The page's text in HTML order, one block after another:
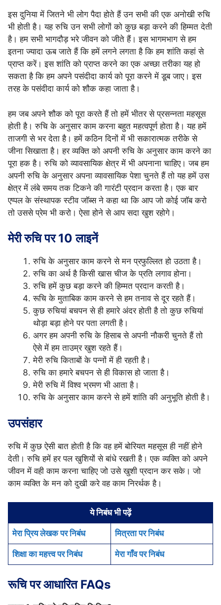
इस दुनिया में जितने भी लोग पैदा होते हैं उन सभी की एक अनोखी रुचि
भी होती है। यह रुचि उन सभी लोगों को कुछ बड़ा करने की हिम्मत देती
है। हम सभी भागदौड़ भरे जीवन को जीते हैं। इस भागमभाग से हम
इतना ज्यादा ऊब जाते हैं कि हमें लगने लगता है कि हम शांति कहां से
प्राप्त करें। इस शांति को प्राप्त करने का एक अच्छा तरीका यह हो
सकता है कि हम अपने पसंदीदा कार्य को पूरा करने में डूब जाए। इस
तरह के पसंदीदा कार्य को शौक कहा जाता है।
हम जब अपने शौक को पूरा करते हैं तो हमें भीतर से प्रसन्नता महसूस
होती है। रुचि के अनुसार काम करना बहुत महत्वपूर्ण होता है। यह हमें
ताजगी से भर देता है। हमें कठिन दिनों में भी सकारात्मक तरीके से
जीना सिखाता है। हर व्यक्ति को अपनी रुचि के अनुसार काम करने का
पूरा हक है। रुचि को व्यावसायिक क्षेत्र में भी अपनाना चाहिए। जब हम
अपनी रुचि के अनुसार अपना व्यावसायिक पेशा चुनते हैं तो यह हमें उस
क्षेत्र में लंबे समय तक टिकने की गारंटी प्रदान करता है। एक बार
एप्पल के संस्थापक स्टीव जॉब्स ने कहा था कि आप जो कोई जाॅब करो
तो उससे प्रेम भी करो। ऐसा होने से आप सदा खुश रहोगे।
मेरी रुचि पर 10 लाइनें
रुचि के अनुसार काम करने से मन प्रफुल्लित हो उठता है।
रुचि का अर्थ है किसी खास चीज के प्रति लगाव होना।
रुचि हमें कुछ बड़ा करने की हिम्मत प्रदान करती है।
रूचि के मुताबिक काम करने से हम तनाव से दूर रहते हैं।
कुछ रुचियां बचपन से ही हमारे अंदर होती है तो कुछ रुचियां
थोड़ा बड़ा होने पर पता लगती है।
अगर हम अपनी रुचि के हिसाब से अपनी नौकरी चुनते हैं तो
ऐसे में हम ताउम्र खुश रहते हैं।
मेरी रुचि किताबों के पन्नों में ही रहती है।
रुचि का हमारे बचपन से ही विकास हो जाता है।
मेरी रुचि में विश्व भ्रमण भी आता है।
रुचि के अनुसार काम करने से हमें शांति की अनुभूति होती है।
उपसंहार
रुचि में कुछ ऐसी बात होती है कि वह हमें बोरियत महसूस ही नहीं होने
देती। रुचि हमें हर पल खुशियों से बांधे रखती है। एक व्यक्ति को अपने
जीवन में वही काम करना चाहिए जो उसे खुशी प्रदान कर सके। जो
काम व्यक्ति के मन को दुखी करे वह काम निरर्थक है।
ये निबंध भी पढ़ें
मेरा प्रिय लेखक पर निबंध मित्रता पर निबंध
शिक्षा का महत्त्व पर निबंध मेरा गाँव पर निबंध
रूचि पर आधारित FAQs